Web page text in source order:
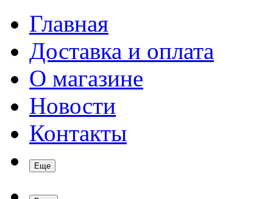
Главная
Доставка и оплата
О магазине
Новости
Контакты
Еще